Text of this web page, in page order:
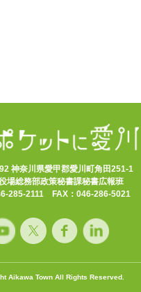
神奈川県愛甲郡愛川町角田251-1
場総務部政策秘書課秘書広報班
285-2111 FAX：046-286-5021
Aikawa Town All Rights Reserved.